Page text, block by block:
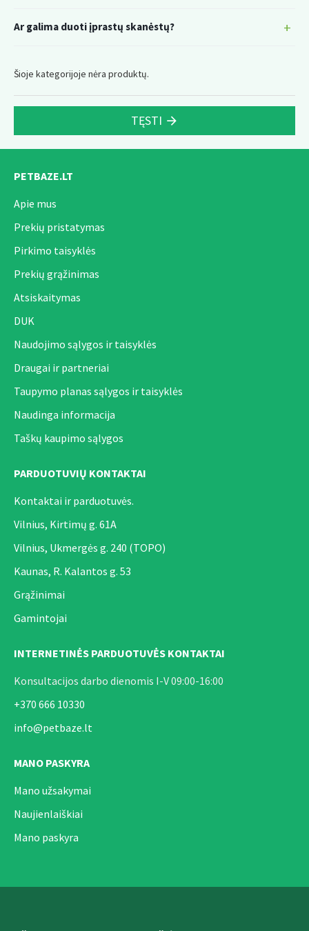
Ar galima duoti įprastų skanėstų?
Šioje kategorijoje nėra produktų.
TĘSTI
PETBAZE.LT
Apie mus
Prekių pristatymas
Pirkimo taisyklės
Prekių grąžinimas
Atsiskaitymas
DUK
Naudojimo sąlygos ir taisyklės
Draugai ir partneriai
Taupymo planas sąlygos ir taisyklės
Naudinga informacija
Taškų kaupimo sąlygos
PARDUOTUVIŲ KONTAKTAI
Kontaktai ir parduotuvės.
Vilnius, Kirtimų g. 61A
Vilnius, Ukmergės g. 240 (TOPO)
Kaunas, R. Kalantos g. 53
Grąžinimai
Gamintojai
INTERNETINĖS PARDUOTUVĖS KONTAKTAI
Konsultacijos darbo dienomis I-V 09:00-16:00
+370 666 10330
info@petbaze.lt
MANO PASKYRA
Mano užsakymai
Naujienlaiškiai
Mano paskyra